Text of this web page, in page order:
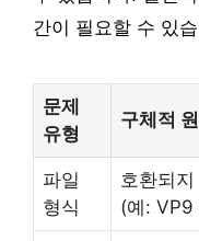
간이 필요할 수 있
문제
유형
구체적
파일
형식
호환되
(예: